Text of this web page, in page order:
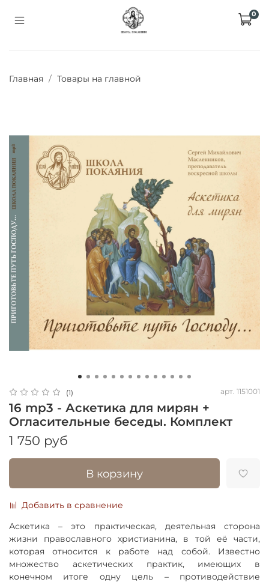
0
Главная Товары на главной
(1) арт. 1151001
16 mp3 - Аскетика для мирян +
Огласительные беседы. Комплект
1 750 руб
В корзину
Добавить в сравнение
Аскетика – это практическая, деятельная сторона
жизни православного христианина, в той её части,
которая относится к работе над собой. Известно
множество аскетических практик, имеющих в
конечном итоге одну цель – противодействие